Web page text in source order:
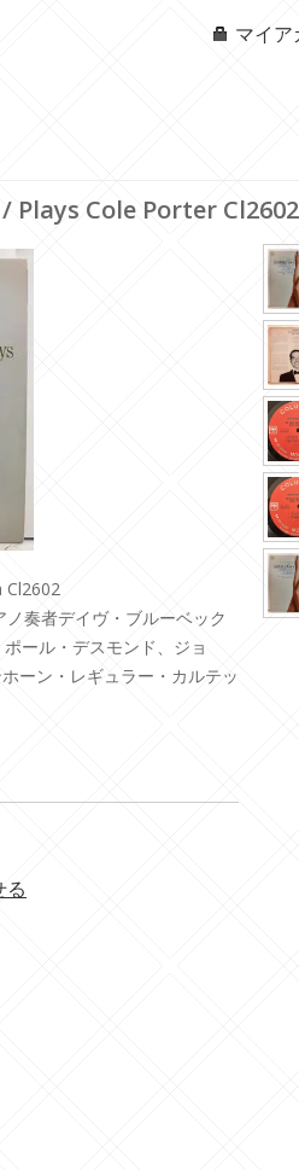
マイア
Cole Porter Cl2602
Cl2602
奏者デイヴ・ブルーベック
ール・デスモンド、ジョ
ーン・レギュラー・カルテッ
る